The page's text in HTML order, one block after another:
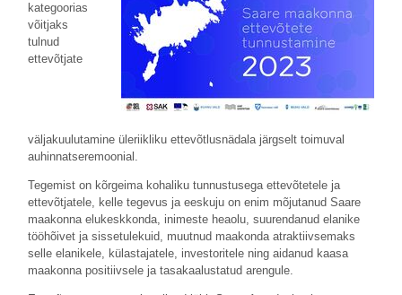
kategoorias
võitjaks
tulnud
ettevõtjate
väljakuulutamine üleriikliku ettevõtlusnädala järgselt toimuval
auhinnatseremoonial.
Tegemist on kõrgeima kohaliku tunnustusega ettevõtetele ja
ettevõtjatele, kelle tegevus ja eeskuju on enim mõjutanud Saare
maakonna elukeskkonda, inimeste heaolu, suurendanud elanike
tööhõivet ja sissetulekuid, muutnud maakonda atraktiivsemaks
selle elanikele, külastajatele, investoritele ning aidanud kaasa
maakonna positiivsele ja tasakaalustatud arengule.